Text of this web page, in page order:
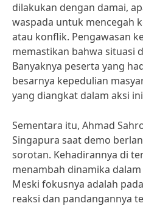
dilakukan dengan damai,
waspada untuk mencegah
atau konflik. Pengawasan
memastikan bahwa situasi
Banyaknya peserta yang
besarnya kepedulian
yang diangkat dalam aksi
Sementara itu, Ahmad
Singapura saat demo
sorotan. Kehadirannya di
menambah dinamika
Meski fokusnya adalah
reaksi dan pandangannya